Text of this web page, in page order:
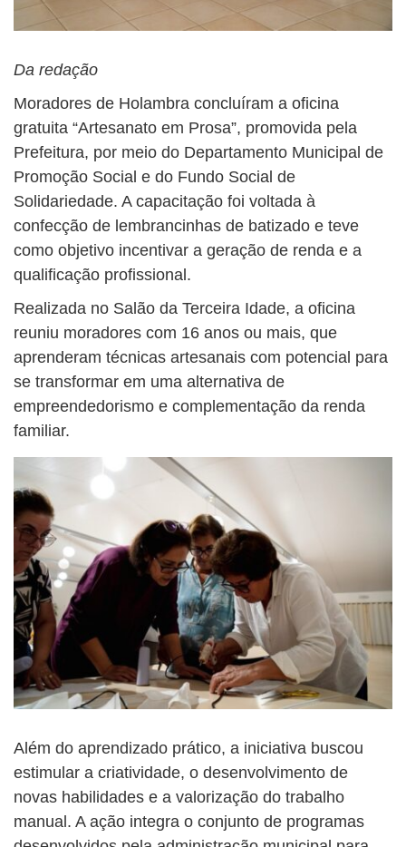
Da redação
Moradores de Holambra concluíram a oficina
gratuita “Artesanato em Prosa”, promovida pela
Prefeitura, por meio do Departamento Municipal de
Promoção Social e do Fundo Social de
Solidariedade. A capacitação foi voltada à
confecção de lembrancinhas de batizado e teve
como objetivo incentivar a geração de renda e a
qualificação profissional.
Realizada no Salão da Terceira Idade, a oficina
reuniu moradores com 16 anos ou mais, que
aprenderam técnicas artesanais com potencial para
se transformar em uma alternativa de
empreendedorismo e complementação da renda
familiar.
Além do aprendizado prático, a iniciativa buscou
estimular a criatividade, o desenvolvimento de
novas habilidades e a valorização do trabalho
manual. A ação integra o conjunto de programas